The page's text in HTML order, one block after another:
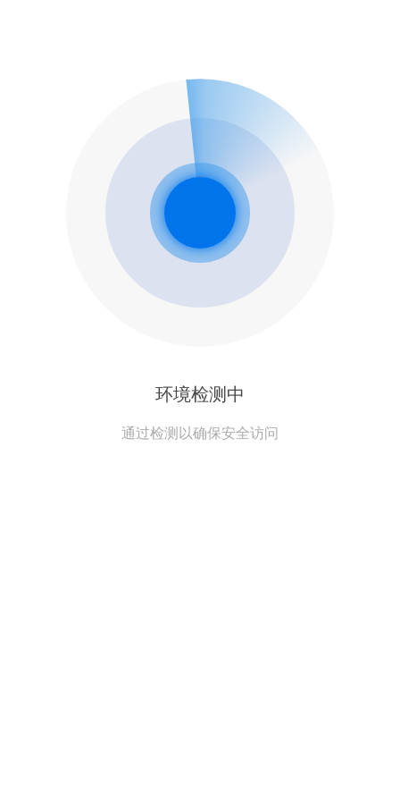
环境检测中
通过检测以确保安全访问